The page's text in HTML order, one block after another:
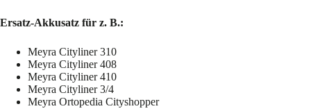
Ersatz-Akkusatz für z. B.:
Meyra Cityliner 310
Meyra Cityliner 408
Meyra Cityliner 410
Meyra Cityliner 3/4
Meyra Ortopedia Cityshopper